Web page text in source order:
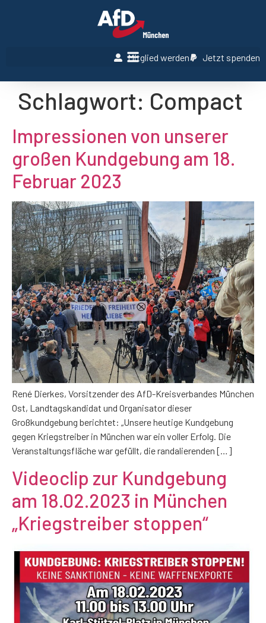
Mitglied werden Jetzt spenden
Schlagwort: Compact
Impressionen von unserer
großen Kundgebung am 18.
Februar 2023
René Dierkes, Vorsitzender des AfD-Kreisverbandes München
Ost, Landtagskandidat und Organisator dieser
Großkundgebung berichtet: „Unsere heutige Kundgebung
gegen Kriegstreiber in München war ein voller Erfolg. Die
Veranstaltungsfläche war gefüllt, die randalierenden […]
Videoclip zur Kundgebung
am 18.02.2023 in München
„Kriegstreiber stoppen“